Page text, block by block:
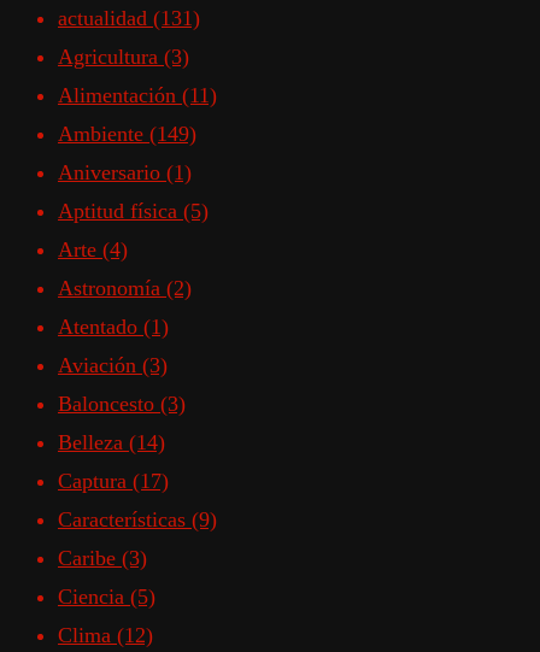
actualidad (131)
Agricultura (3)
Alimentación (11)
Ambiente (149)
Aniversario (1)
Aptitud física (5)
Arte (4)
Astronomía (2)
Atentado (1)
Aviación (3)
Baloncesto (3)
Belleza (14)
Captura (17)
Características (9)
Caribe (3)
Ciencia (5)
Clima (12)